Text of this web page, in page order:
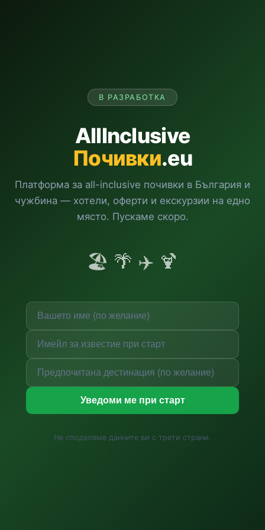
В РАЗРАБОТКА
AllInclusive
Почивки.eu
Платформа за all-inclusive почивки в България и
чужбина — хотели, оферти и екскурзии на едно
място. Пускаме скоро.
🏖️ 🌴 ✈️ 🍹
Уведоми ме при старт
Не споделяме данните ви с трети страни.